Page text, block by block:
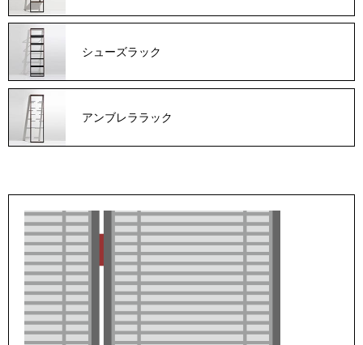
シューズラック
アンブレララック